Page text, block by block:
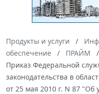
Продукты и услуги
обеспечение
ПРАЙМ
Приказ Федеральной
законодательства в
от 25 мая 2010 г. N 87 "Об